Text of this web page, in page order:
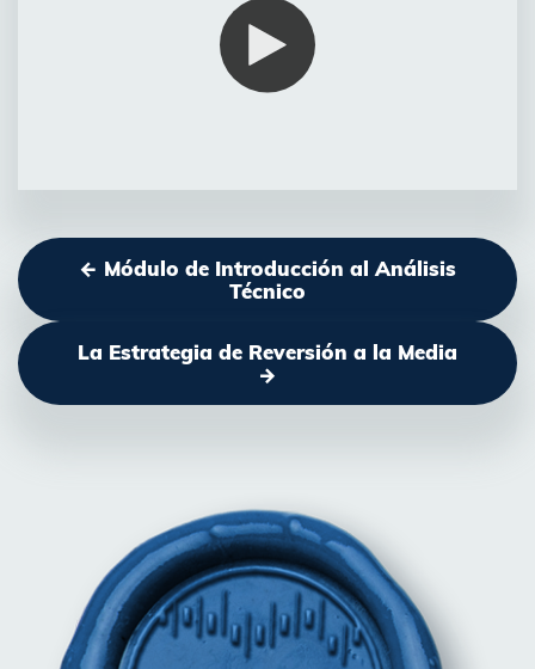
← Módulo de Introducción al Análisis
Técnico
La Estrategia de Reversión a la Media
→